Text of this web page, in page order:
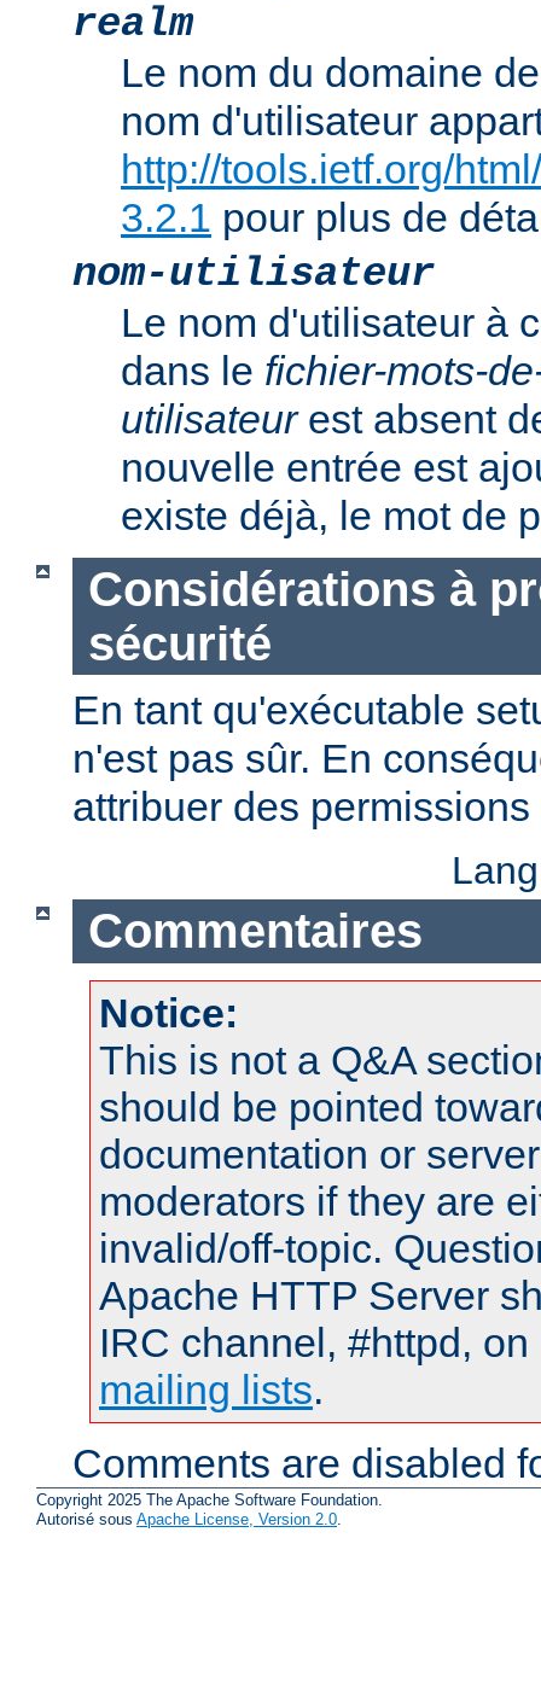
realm
Le nom du domaine
nom d'utilisateur
http://tools.ietf.org/
3.2.1 pour plus de
nom-utilisateur
Le nom d'utilisateur à
dans le fichier-mots-
utilisateurest absent
nouvelle entrée est
existe déjà, le mot de
Considérations à
sécurité
En tant qu'exécutable
n'est pas sûr. En
attribuer des
Commentaires
Notice:
This is not a Q&A
should be pointed
documentation or
moderators if they are
invalid/off-topic.
Apache HTTP Server
IRC channel, #httpd,
mailing lists.
Comments are disabled
Copyright 2025 The Apache Software Foundation.
Autorisé sous Apache License, Version 2.0.